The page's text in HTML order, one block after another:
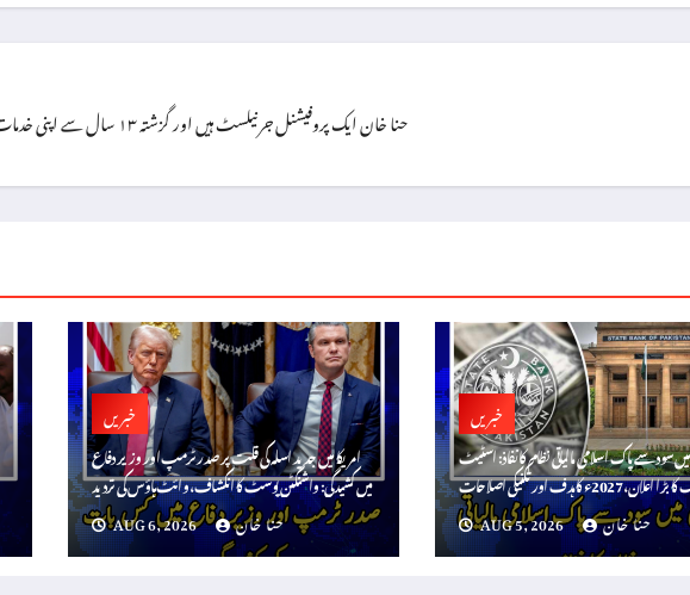
حنا خان ایک پروفیشنل جرنیلسٹ ہیں اور گزشتہ ۱۳ سال سے اپنی خدمات سر انجام دے رہی ہیں۔
خبریں
امریکا میں جدید اسلہ کی قلت پر صدر ٹرمپ اور وزیر دفاع
میں کشیدگی: واشنگٹن پوسٹ کا انکشاف، وائٹ ہاؤس کی تردید
AUG 6, 2026
حنا خان
خبریں
سود سے پاک اسلامی مالیاتی نظام کا نفاذ: اسٹیٹ
2027ء کا ہدف اور تکنیکی اصلاحات
AUG 5, 2026
حنا خان